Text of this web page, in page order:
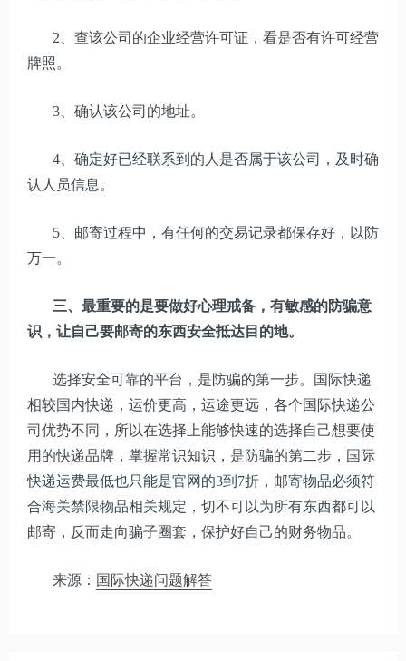
2、查该公司的企业经营许可证，看是否有许可经营
牌照。
3、确认该公司的地址。
4、确定好已经联系到的人是否属于该公司，及时确
认人员信息。
5、邮寄过程中，有任何的交易记录都保存好，以防
万一。
三、最重要的是要做好心理戒备，有敏感的防骗意
识，让自己要邮寄的东西安全抵达目的地。
选择安全可靠的平台，是防骗的第一步。国际快递
相较国内快递，运价更高，运途更远，各个国际快递公
司优势不同，所以在选择上能够快速的选择自己想要使
用的快递品牌，掌握常识知识，是防骗的第二步，国际
快递运费最低也只能是官网的3到7折，邮寄物品必须符
合海关禁限物品相关规定，切不可以为所有东西都可以
邮寄，反而走向骗子圈套，保护好自己的财务物品。
来源： 国际快递问题解答